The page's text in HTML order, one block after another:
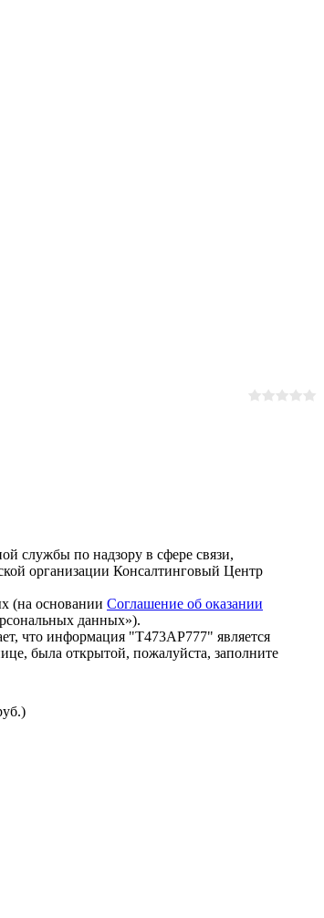
службы по надзору в сфере связи,
организации Консалтинговый Центр
(на основании Соглашение об оказании
данных»).
что информация "Т473АР777" является
была открытой, пожалуйста, заполните